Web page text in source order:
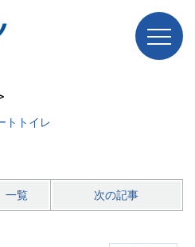
トトイレ
一覧 次の記事